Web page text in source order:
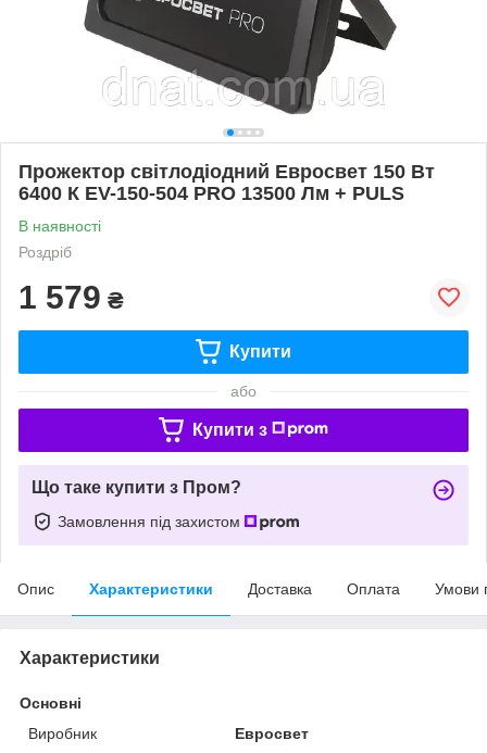
Прожектор світлодіодний Евросвет 150 Вт
6400 К EV-150-504 PRO 13500 Лм + PULS
В наявності
Роздріб
1 579 ₴
Купити
або
Купити з
Що таке купити з Пром?
Замовлення під захистом
Опис Характеристики Доставка Оплата Умови
Характеристики
Основні
Виробник
Евросвет